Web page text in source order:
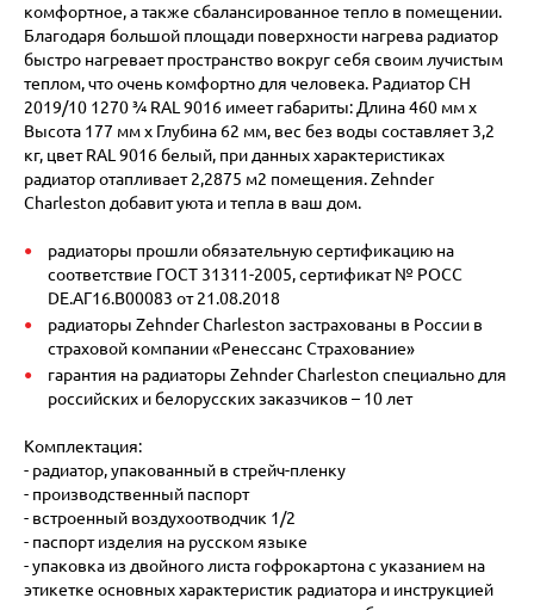
комфортное, а также сбалансированное тепло в помещении.
Благодаря большой площади поверхности нагрева радиатор
быстро нагревает пространство вокруг себя своим лучистым
теплом, что очень комфортно для человека. Радиатор CH
2019/10 1270 ¾ RAL 9016 имеет габариты: Длина 460 мм х
Высота 177 мм х Глубина 62 мм, вес без воды составляет 3,2
кг, цвет RAL 9016 белый, при данных характеристиках
радиатор отапливает 2,2875 м2 помещения. Zehnder
Charleston добавит уюта и тепла в ваш дом.
радиаторы прошли обязательную сертификацию на
соответствие ГОСТ 31311-2005, сертификат № POCC
DE.АГ16.В00083 от 21.08.2018
радиаторы Zehnder Charleston застрахованы в России в
страховой компании «Ренессанс Страхование»
гарантия на радиаторы Zehnder Charleston специально для
российских и белорусских заказчиков – 10 лет
Комплектация:
- радиатор, упакованный в стрейч-пленку
- производственный паспорт
- встроенный воздухоотводчик 1/2
- паспорт изделия на русском языке
- упаковка из двойного листа гофрокартона с указанием на
этикетке основных характеристик радиатора и инструкцией